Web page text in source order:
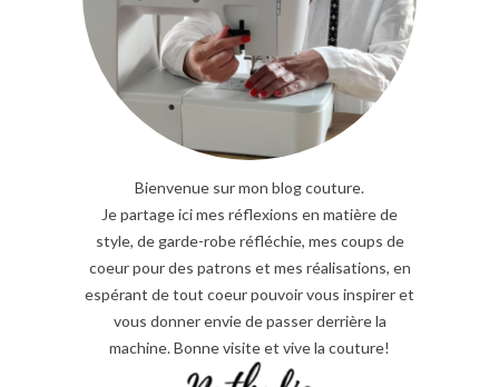
Bienvenue sur mon blog couture.
Je partage ici mes réflexions en matière de
style, de garde-robe réfléchie, mes coups de
coeur pour des patrons et mes réalisations, en
espérant de tout coeur pouvoir vous inspirer et
vous donner envie de passer derrière la
machine. Bonne visite et vive la couture!